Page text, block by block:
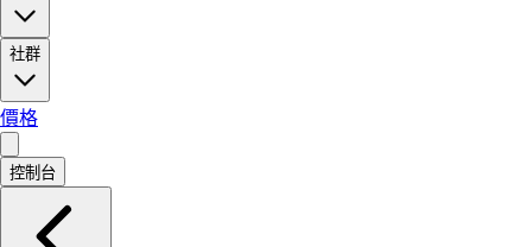
社群
價格
控制台